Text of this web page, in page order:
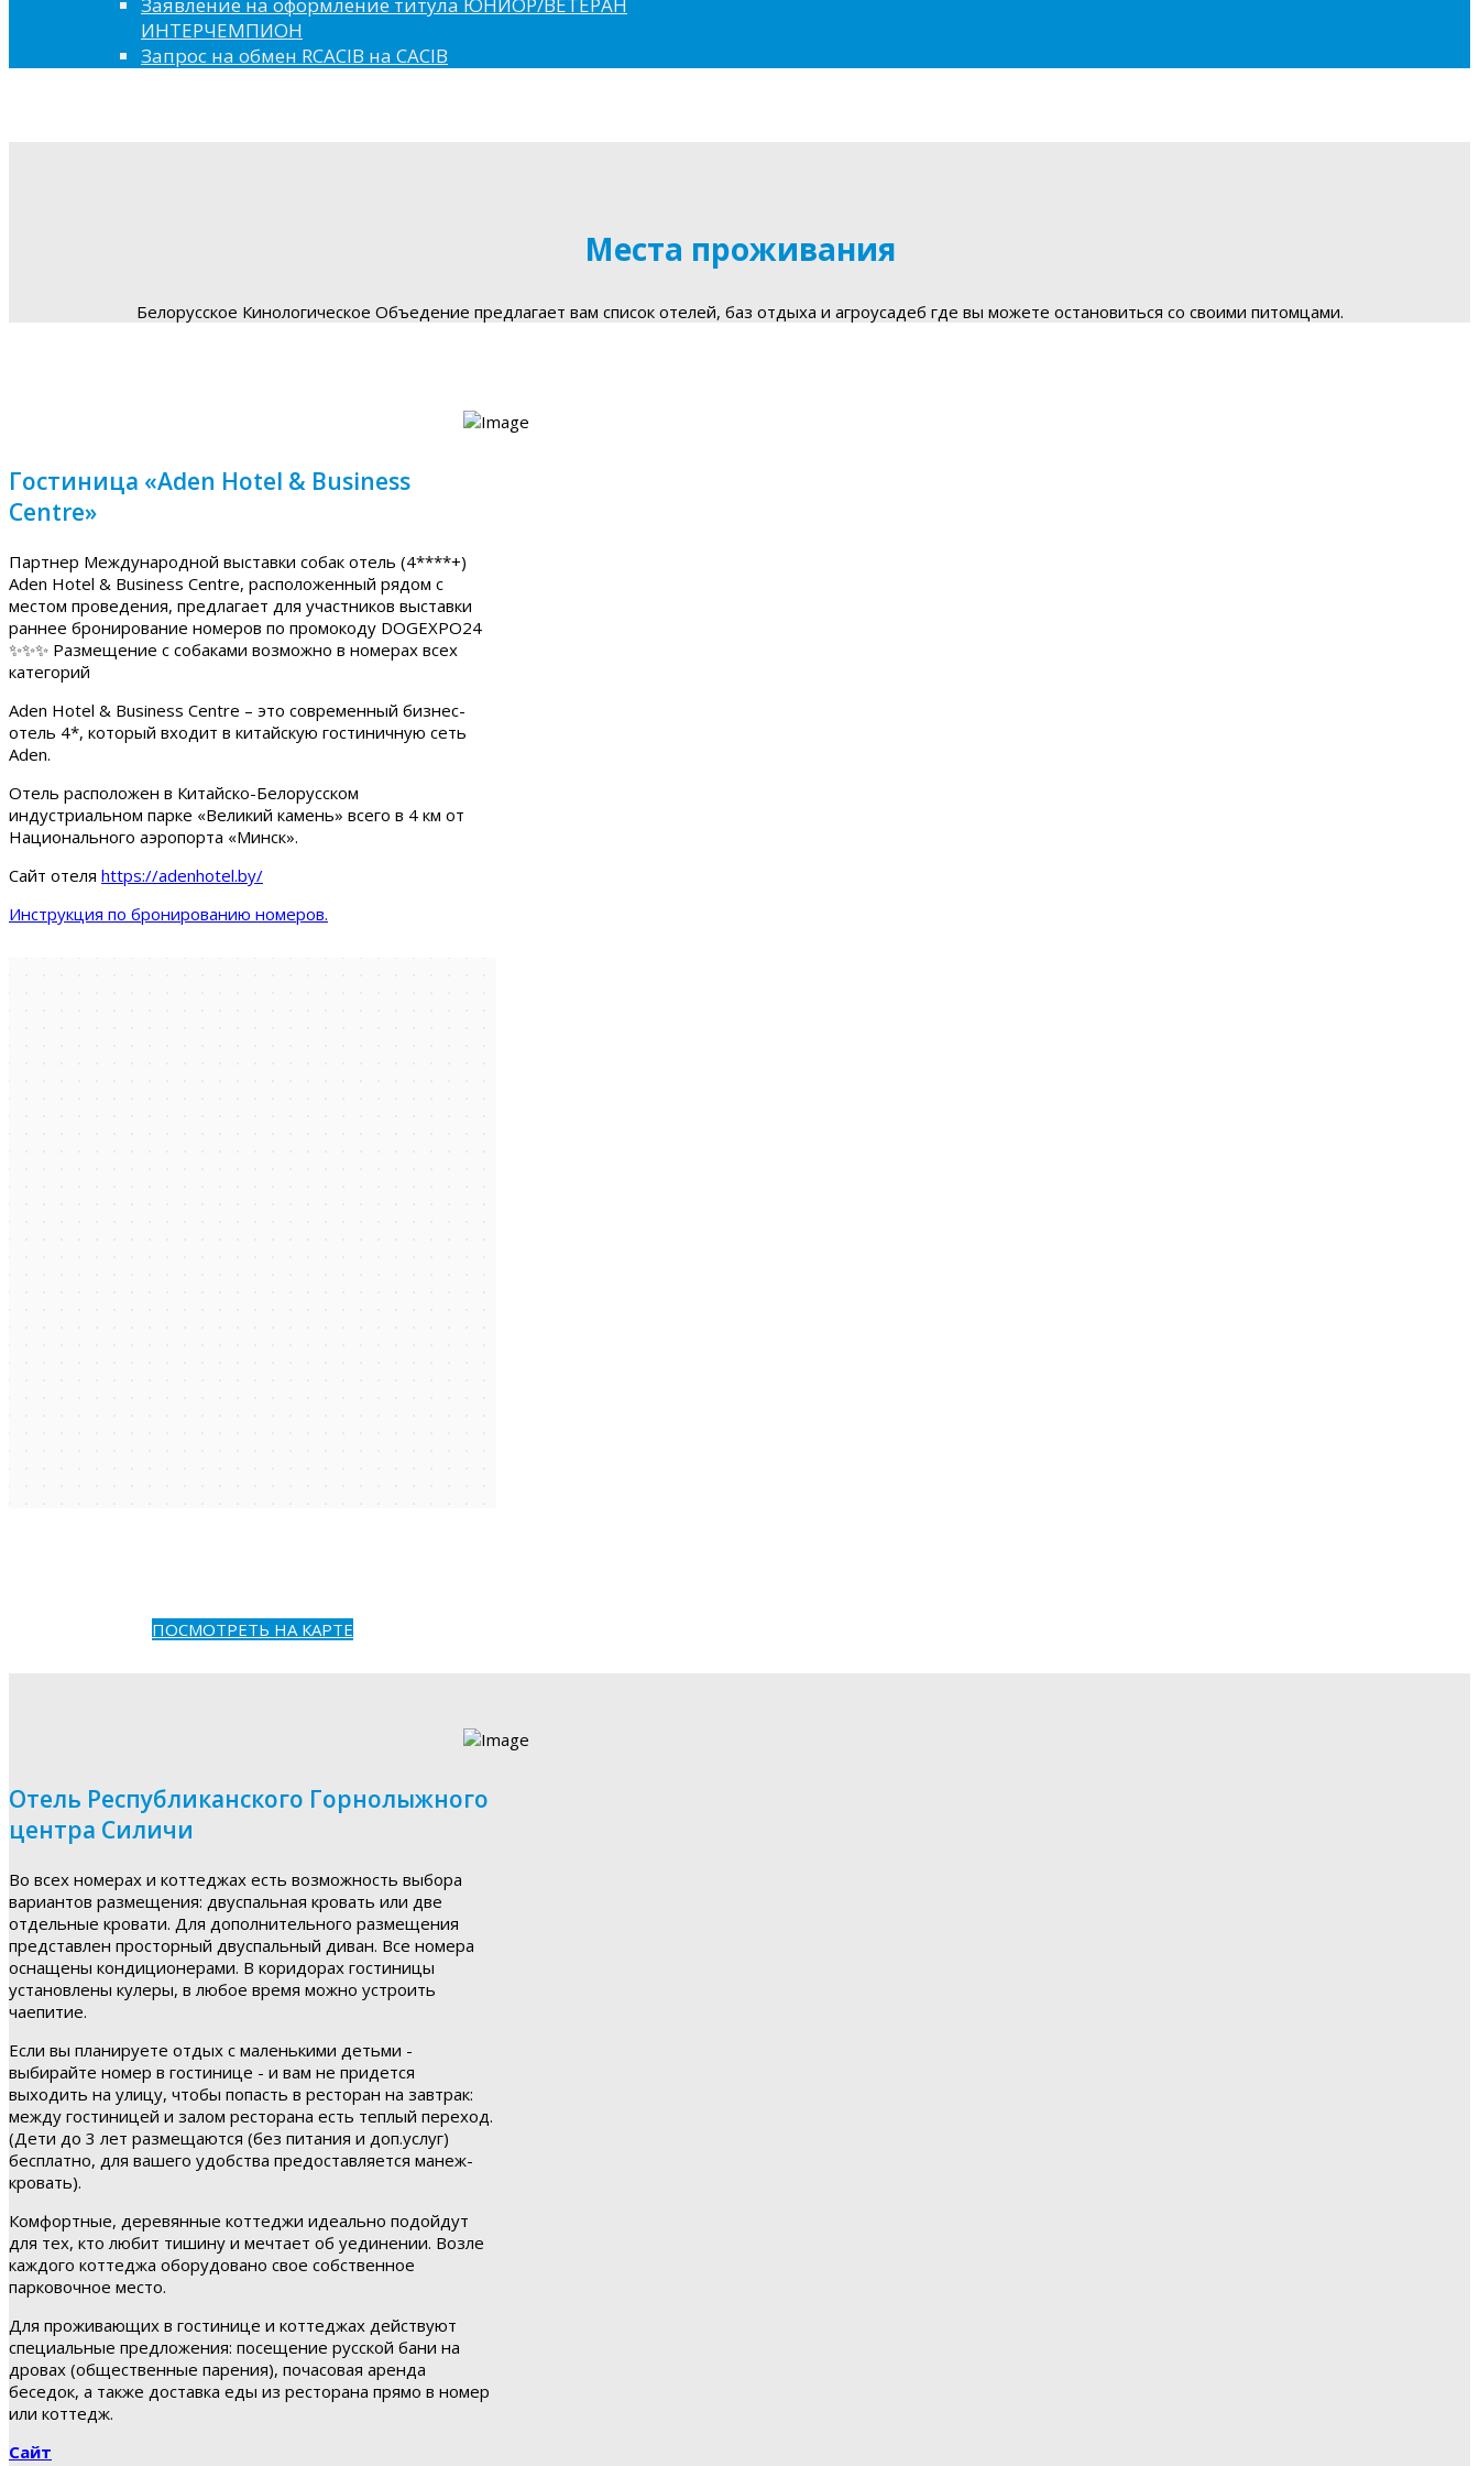
ИНТЕРЧЕМПИОН
Запрос на обмен RCACIB на CACIB
Места проживания
Белорусское Кинологическое Объедение предлагает вам список отелей, баз отдыха и агроусадеб где вы можете остановиться со своими питомцами.
Гостиница «Aden Hotel & Business
Centre»
Партнер Международной выставки собак отель (4****+)
Aden Hotel & Business Centre, расположенный рядом с
местом проведения, предлагает для участников выставки
раннее бронирование номеров по промокоду DOGEXPO24
✨✨✨ Размещение с собаками возможно в номерах всех
категорий
Aden Hotel & Business Centre – это современный бизнес-
отель 4*, который входит в китайскую гостиничную сеть
Aden.
Отель расположен в Китайско-Белорусском
индустриальном парке «Великий камень» всего в 4 км от
Национального аэропорта «Минск».
Сайт отеля https://adenhotel.by/
Инструкция по бронированию номеров.
ПОСМОТРЕТЬ НА КАРТЕ
Отель Республиканского Горнолыжного
центра Силичи
Во всех номерах и коттеджах есть возможность выбора
вариантов размещения: двуспальная кровать или две
отдельные кровати. Для дополнительного размещения
представлен просторный двуспальный диван. Все номера
оснащены кондиционерами. В коридорах гостиницы
установлены кулеры, в любое время можно устроить
чаепитие.
Если вы планируете отдых с маленькими детьми -
выбирайте номер в гостинице - и вам не придется
выходить на улицу, чтобы попасть в ресторан на завтрак:
между гостиницей и залом ресторана есть теплый переход.
(Дети до 3 лет размещаются (без питания и доп.услуг)
бесплатно, для вашего удобства предоставляется манеж-
кровать).
Комфортные, деревянные коттеджи идеально подойдут
для тех, кто любит тишину и мечтает об уединении. Возле
каждого коттеджа оборудовано свое собственное
парковочное место.
Для проживающих в гостинице и коттеджах действуют
специальные предложения: посещение русской бани на
дровах (общественные парения), почасовая аренда
беседок, а также доставка еды из ресторана прямо в номер
или коттедж.
Сайт